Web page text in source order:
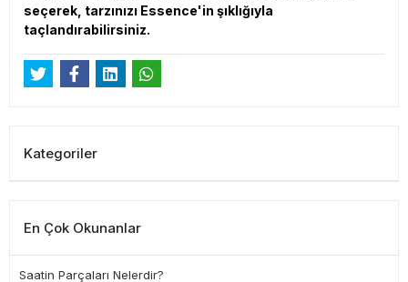
seçerek, tarzınızı Essence'in şıklığıyla
taçlandırabilirsiniz.
Kategoriler
En Çok Okunanlar
Saatin Parçaları Nelerdir?